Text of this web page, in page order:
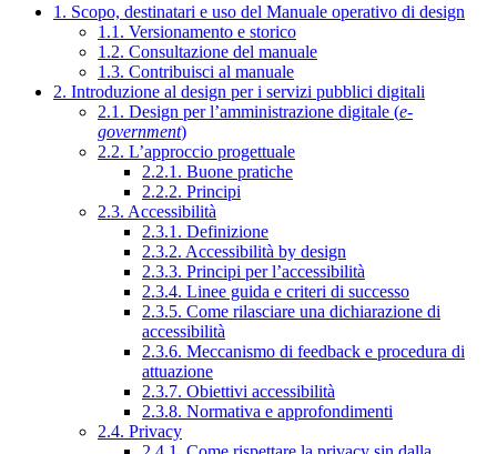
1. Scopo, destinatari e uso del Manuale operativo di design
1.1. Versionamento e storico
1.2. Consultazione del manuale
1.3. Contribuisci al manuale
2. Introduzione al design per i servizi pubblici digitali
2.1. Design per l’amministrazione digitale (e-
government)
2.2. L’approccio progettuale
2.2.1. Buone pratiche
2.2.2. Principi
2.3. Accessibilità
2.3.1. Definizione
2.3.2. Accessibilità by design
2.3.3. Principi per l’accessibilità
2.3.4. Linee guida e criteri di successo
2.3.5. Come rilasciare una dichiarazione di
accessibilità
2.3.6. Meccanismo di feedback e procedura di
attuazione
2.3.7. Obiettivi accessibilità
2.3.8. Normativa e approfondimenti
2.4. Privacy